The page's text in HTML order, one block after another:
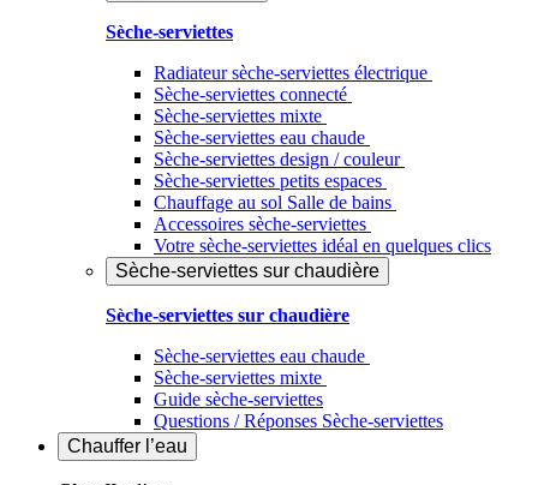
Sèche-serviettes
Radiateur sèche-serviettes électrique
Sèche-serviettes connecté
Sèche-serviettes mixte
Sèche-serviettes eau chaude
Sèche-serviettes design / couleur
Sèche-serviettes petits espaces
Chauffage au sol Salle de bains
Accessoires sèche-serviettes
Votre sèche-serviettes idéal en quelques clics
Sèche-serviettes sur chaudière
Sèche-serviettes sur chaudière
Sèche-serviettes eau chaude
Sèche-serviettes mixte
Guide sèche-serviettes
Questions / Réponses Sèche-serviettes
Chauffer l’eau